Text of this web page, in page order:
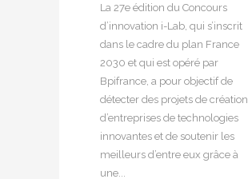
La 27e édition du Concours
d’innovation i-Lab, qui s’inscrit
dans le cadre du plan France
2030 et qui est opéré par
Bpifrance, a pour objectif de
détecter des projets de création
d’entreprises de technologies
innovantes et de soutenir les
meilleurs d’entre eux grâce à
une...